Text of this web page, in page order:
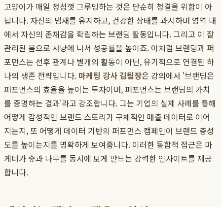
고양이가 매일 정성껏 그루밍하는 것은 단순히 청결을 위함이 아
닙니다. 자신의 냄새를 유지하고, 건강한 상태를 과시하며 영역 내
에서 자신의 존재감을 확립하는 브랜딩 활동입니다. 그리고 이 잘
관리된 몸으로 사냥에 나서 성공률을 높이죠. 이처럼 브랜딩과 퍼
포먼스는 선후 관계나 별개의 활동이 아닌, 유기적으로 연결된 하
나의 생존 전략입니다. 마케팅 강사 김팀장은 강의에서 '브랜딩은
퍼포먼스의 효율을 높이는 투자이며, 퍼포먼스는 브랜딩의 가치
를 증명하는 결과'라고 강조합니다. 그는 기업의 실제 사례를 통해
어떻게 감성적인 브랜드 스토리가 구체적인 매출 데이터로 이어
지는지, 또 어떻게 데이터 기반의 퍼포먼스 캠페인이 브랜드 충성
도를 높이는지를 명확하게 보여줍니다. 이러한 통합적 접근은 마
케터가 숲과 나무를 동시에 보게 만드는 강력한 인사이트를 제공
합니다.